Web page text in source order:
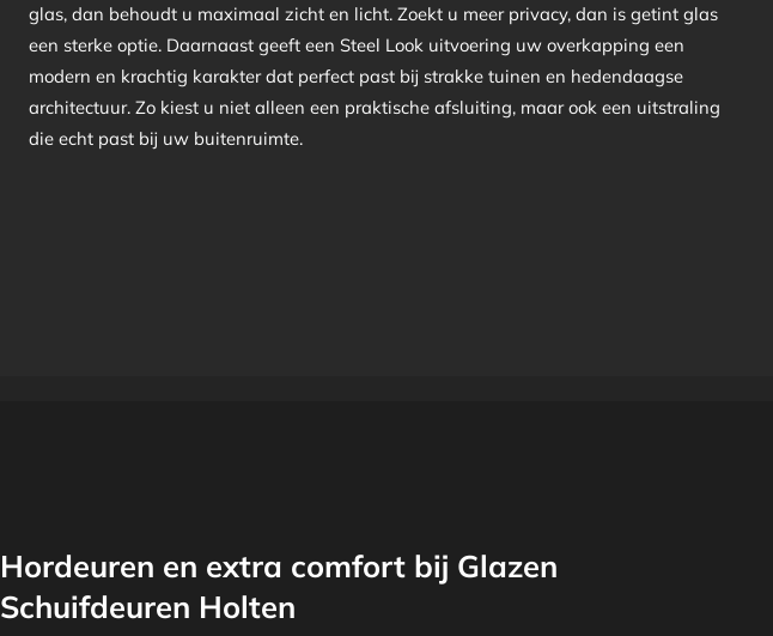
glas, dan behoudt u maximaal zicht en licht. Zoekt u meer privacy, dan is getint glas
een sterke optie. Daarnaast geeft een Steel Look uitvoering uw overkapping een
modern en krachtig karakter dat perfect past bij strakke tuinen en hedendaagse
architectuur. Zo kiest u niet alleen een praktische afsluiting, maar ook een uitstraling
die echt past bij uw buitenruimte.
Hordeuren en extra comfort bij Glazen
Schuifdeuren Holten